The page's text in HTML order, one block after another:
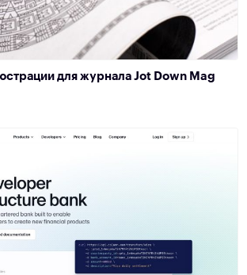
для журнала Jot Down Mag